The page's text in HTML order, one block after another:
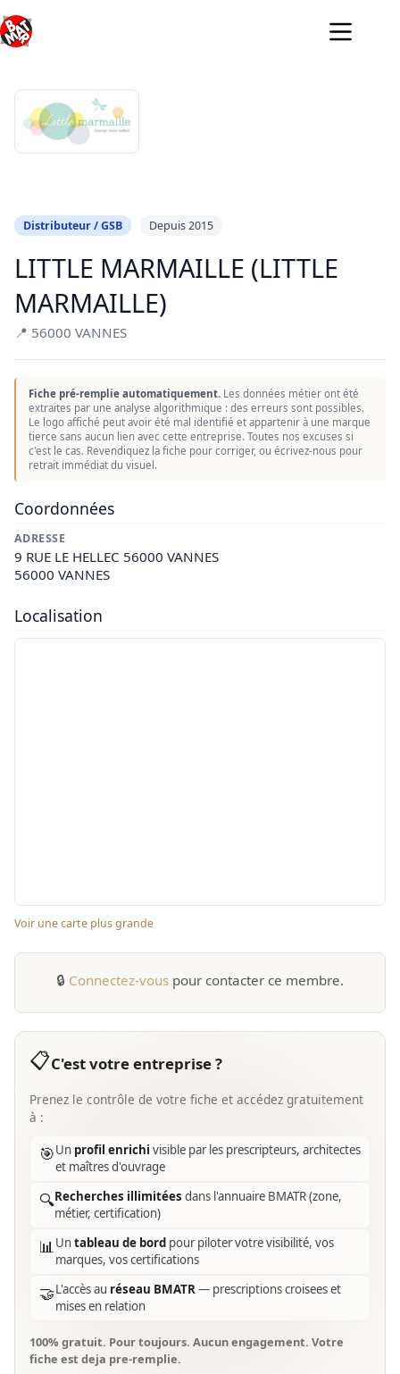
au
contenu
Distributeur / GSB Depuis 2015
LITTLE MARMAILLE (LITTLE
MARMAILLE)
📍 56000 VANNES
Fiche pré-remplie automatiquement. Les données métier ont été
extraites par une analyse algorithmique : des erreurs sont possibles.
Le logo affiché peut avoir été mal identifié et appartenir à une marque
tierce sans aucun lien avec cette entreprise. Toutes nos excuses si
c'est le cas. Revendiquez la fiche pour corriger, ou écrivez-nous pour
retrait immédiat du visuel.
Coordonnées
ADRESSE
9 RUE LE HELLEC 56000 VANNES
56000 VANNES
Localisation
Voir une carte plus grande
🔒 Connectez-vous pour contacter ce membre.
📋C'est votre entreprise ?
Prenez le contrôle de votre fiche et accédez gratuitement
à :
🎯Un profil enrichi visible par les prescripteurs, architectes
et maîtres d'ouvrage
🔍Recherches illimitées dans l'annuaire BMATR (zone,
métier, certification)
📊Untableau de bord pour piloter votre visibilité, vos
marques, vos certifications
🤝L'accès au réseau BMATR— prescriptions croisees et
mises en relation
100% gratuit. Pour toujours. Aucun engagement. Votre
fiche est deja pre-remplie.